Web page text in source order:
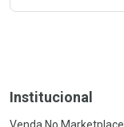
Institucional